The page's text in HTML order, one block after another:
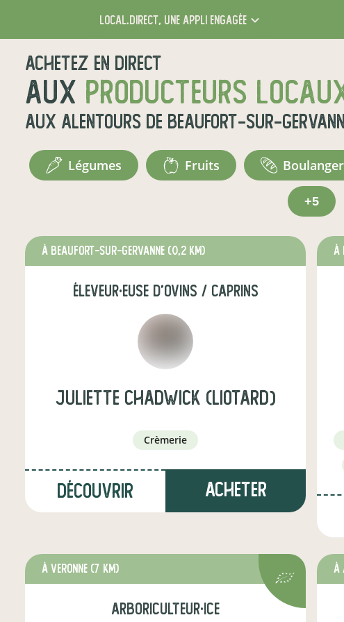
local.direct, une appli engagée
Achetez en direct
aux producteurs
aux alentours de Beaufort-sur-
légumes fruits
+5
à Beaufort-sur-Gervanne (0,2 km)
éleveur·euse d'ovins / caprins
juliette chadwick (liotard)
crèmerie
Découvrir Acheter
à
à veronne (7 km)
arboriculteur·ice
à